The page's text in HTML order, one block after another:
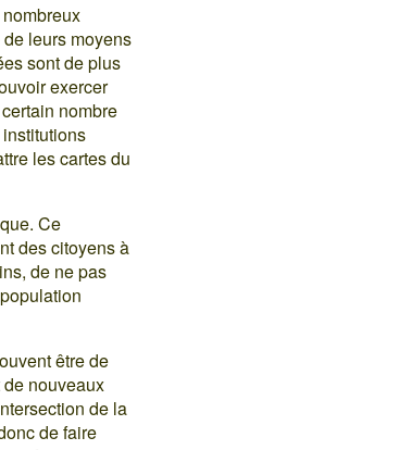
leurs moyens
sont de plus
exercer
nombre
les cartes du
Ce
des citoyens à
de ne pas
être de
nouveaux
de la
de faire